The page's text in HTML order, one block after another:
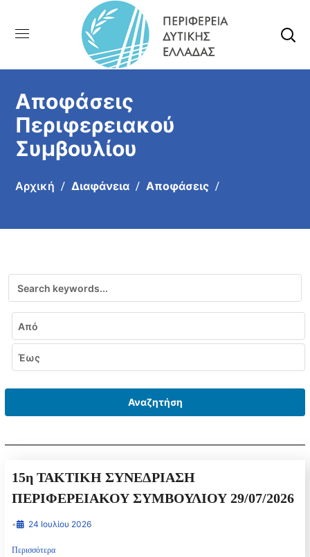
Αποφάσεις
Περιφερειακού
Συμβουλίου
Αρχική Διαφάνεια Αποφάσεις
Αναζήτηση
Εύρος ημερομηνιών
Από
Έως
Αναζητήση
15η ΤΑΚΤΙΚΗ ΣΥΝΕΔΡΙΑΣΗ
ΠΕΡΙΦΕΡΕΙΑΚΟΥ ΣΥΜΒΟΥΛΙΟΥ 29/07/2026
• 24 Ιουλίου 2026
Περισσότερα